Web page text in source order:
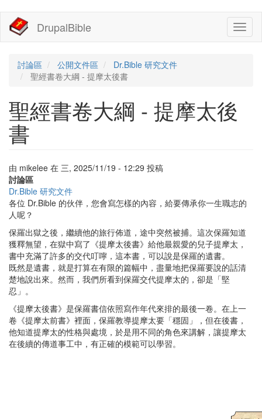
主
DrupalBible
討論區 公開文件區
Dr.Bible 研究文件
聖經書卷大綱 - 提摩太後書
聖經書卷大綱 - 提摩太後
書
由 mikelee 在 三, 2025/11/19 - 12:29 投稿
討論區
Dr.Bible 研究文件
各位 Dr.Bible 的伙伴，您會寫怎樣的內容，給要傳承你一生職志的
人呢？
保羅出獄之後，繼續他的旅行佈道，途中突然被捕。這次保羅知道
獲釋無望，在獄中寫了《提摩太後書》給他最親愛的兒子提摩太，
書中充滿了許多的交代叮嚀，這本書，可以說是保羅的遺書。
既然是遺書，就是打算在有限的篇幅中，盡量地把保羅要說的話清
楚地說出來。然而，我們所看到保羅交代提摩太的，卻是「堅
忍」。
《提摩太後書》是保羅書信依照寫作年代來排的最後一卷。在上一
卷《提摩太前書》裡面，保羅教導提摩太要「穩固」，但在後書，
他知道提摩太的性格與處境，於是用不同的角色來講解，讓提摩太
在後續的傳道事工中，有正確的模範可以學習。